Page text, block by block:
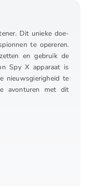
Dit unieke doe-
te opereren.
en gebruik de
Spy X apparaat is
nieuwsgierigheid te
avonturen met dit